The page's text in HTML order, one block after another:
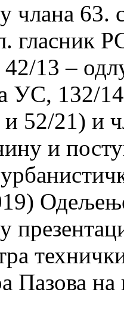
члана 63.
гласник
42/13 –
УС, 132/
52/21) и
и
Пазова